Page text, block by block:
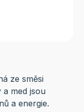
ze směsi
med jsou
a energie.